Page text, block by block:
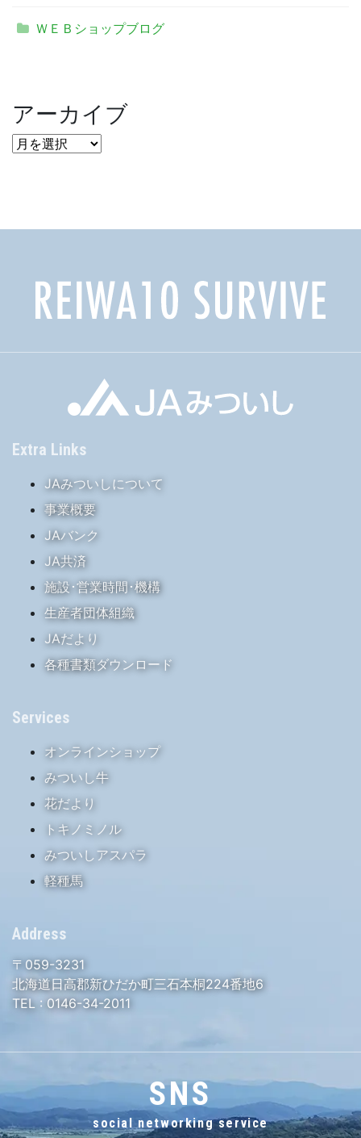
ＷＥＢショップブログ
アーカイブ
ア
Extra Links
JAみついしについて
事業概要
JAバンク
JA共済
施設･営業時間･機構
生産者団体組織
JAだより
各種書類ダウンロード
Services
オンラインショップ
みついし牛
花だより
トキノミノル
みついしアスパラ
軽種馬
Address
〒059-3231
北海道日高郡新ひだか町三石本桐224番地6
TEL : 0146-34-2011
SNS
social networking service